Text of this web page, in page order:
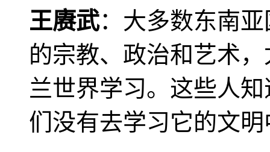
王赓武：大多数东南
的宗教、政治和艺术
兰世界学习。这些人
们没有去学习它的文